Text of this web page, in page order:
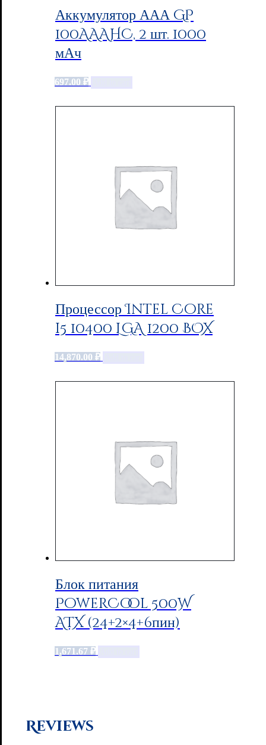
Аккумулятор ААА GP
100AAAHC, 2 шт. 1000
мАч
697.00 ₽
Процессор Intel Core
i5 10400 LGA 1200 BOX
14,870.00 ₽
Блок питания
PowerCool 500W
ATX (24+2×4+6пин)
1,671.67 ₽
Reviews